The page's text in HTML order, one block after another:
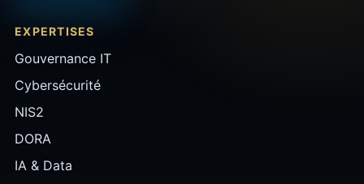
EXPERTISES
Gouvernance IT
Cybersécurité
NIS2
DORA
IA & Data